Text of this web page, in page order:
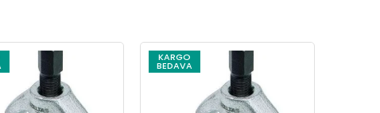
KARGO
BEDAVA